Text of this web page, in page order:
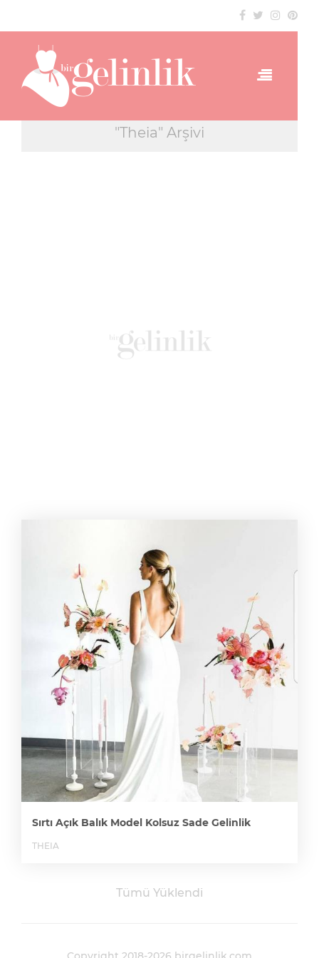
"Theia" Arşivi
Sırtı Açık Balık Model Kolsuz Sade Gelinlik
THEIA
Tümü Yüklendi